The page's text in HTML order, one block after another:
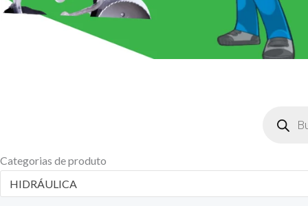
Categorias de produto
HIDRÁULICA